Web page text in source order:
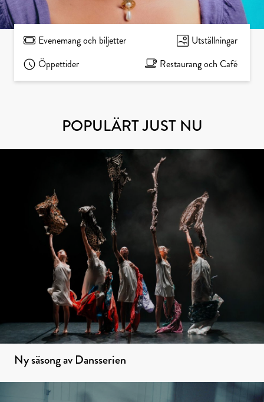
Evenemang och biljetter
Utställningar
Öppettider
Restaurang och Café
POPULÄRT JUST NU
Ny säsong av Dansserien